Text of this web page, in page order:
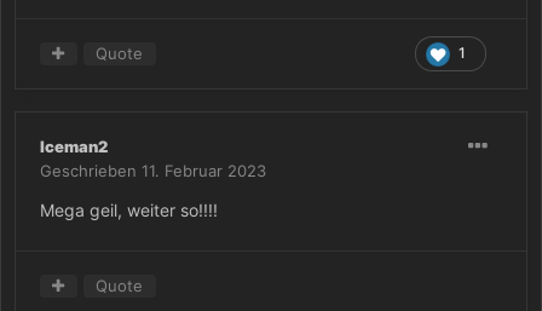
1
Quote
Iceman2
Geschrieben 11. Februar 2023
Mega geil, weiter so!!!!
Quote